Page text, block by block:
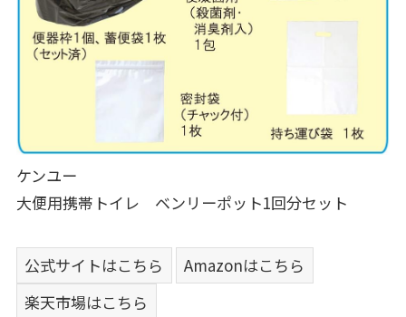
ケンユー
大便用携帯トイレ ベンリーポット1回分セット
公式サイトはこちら
Amazonはこちら
楽天市場はこちら